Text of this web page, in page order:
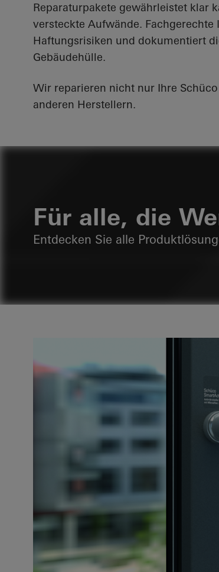
Reparaturpakete gewährleistet klar
versteckte Aufwände.
Haftungsrisiken und dokumentiert
Gebäudehülle.
Wir reparieren nicht nur Ihre
anderen Herstellern.
Für alle, die
Entdecken Sie alle